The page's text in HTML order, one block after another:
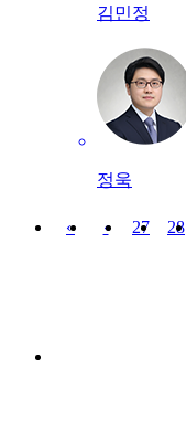
김민정
정욱
« ‹ 27 28